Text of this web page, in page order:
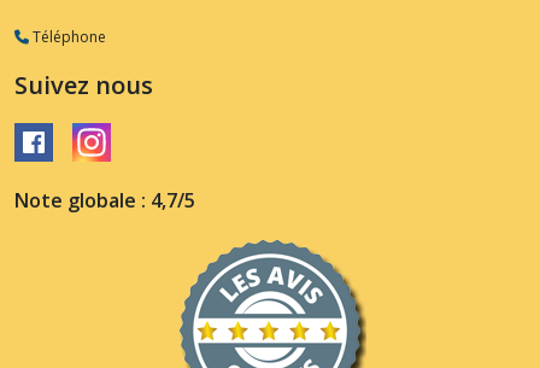
Téléphone
Suivez nous
Note globale : 4,7/5